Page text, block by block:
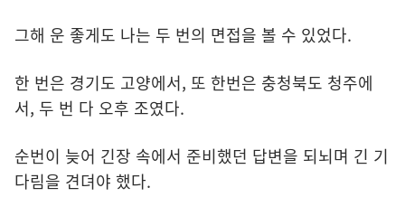
그해 운 좋게도 나는 두 번의 면접을 볼 수 있었다.
한 번은 경기도 고양에서, 또 한번은 충청북도 청주에
서, 두 번 다 오후 조였다.
순번이 늦어 긴장 속에서 준비했던 답변을 되뇌며 긴 기
다림을 견뎌야 했다.